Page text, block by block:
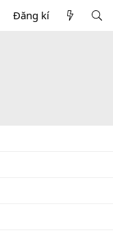
Đăng kí